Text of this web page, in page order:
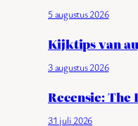
5 augustus 2026
Kijktips van
3 augustus 2026
Recensie: The
31 juli 2026